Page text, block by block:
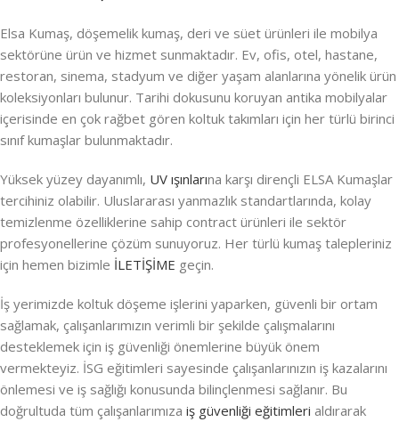
Elsa Kumaş, döşemelik kumaş, deri ve süet ürünleri ile mobilya
sektörüne ürün ve hizmet sunmaktadır. Ev, ofis, otel, hastane,
restoran, sinema, stadyum ve diğer yaşam alanlarına yönelik ürün
koleksiyonları bulunur. Tarihi dokusunu koruyan antika mobilyalar
içerisinde en çok rağbet gören koltuk takımları için her türlü birinci
sınıf kumaşlar bulunmaktadır.
Yüksek yüzey dayanımlı, UV ışınlarına karşı dirençli ELSA Kumaşlar
tercihiniz olabilir. Uluslararası yanmazlık standartlarında, kolay
temizlenme özelliklerine sahip contract ürünleri ile sektör
profesyonellerine çözüm sunuyoruz. Her türlü kumaş talepleriniz
için hemen bizimle İLETİŞİME geçin.
İş yerimizde koltuk döşeme işlerini yaparken, güvenli bir ortam
sağlamak, çalışanlarımızın verimli bir şekilde çalışmalarını
desteklemek için iş güvenliği önemlerine büyük önem
vermekteyiz. İSG eğitimleri sayesinde çalışanlarınızın iş kazalarını
önlemesi ve iş sağlığı konusunda bilinçlenmesi sağlanır. Bu
doğrultuda tüm çalışanlarımıza iş güvenliği eğitimleri aldırarak